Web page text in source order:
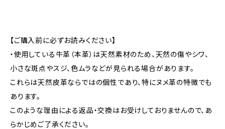
【ご購入前に必ずお読みください】
・使用している牛革（本革）は天然素材のため、天然の傷やシワ、
小さな斑点やスジ、色ムラなどが見られる場合があります。
これらは天然皮革ならではの個性であり、特にヌメ革の特徴でも
あります。
このような理由による返品・交換はお受けしておりませんので、あ
らかじめご了承ください。